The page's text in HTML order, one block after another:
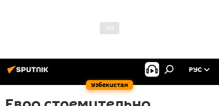
Узбекистан
РУС